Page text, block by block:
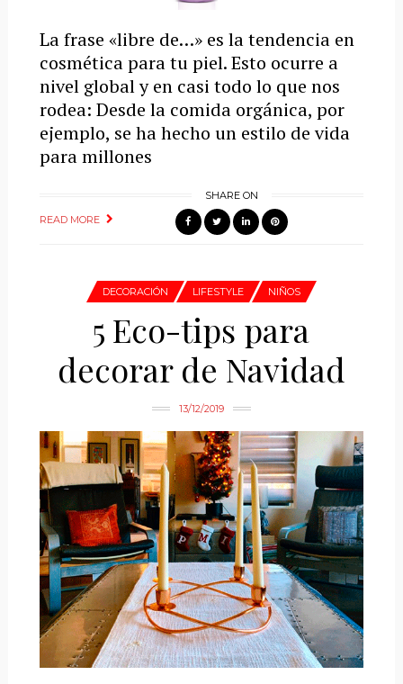
La frase «libre de…» es la tendencia en
cosmética para tu piel. Esto ocurre a
nivel global y en casi todo lo que nos
rodea: Desde la comida orgánica, por
ejemplo, se ha hecho un estilo de vida
para millones
READ MORE
SHARE ON
DECORACIÓN LIFESTYLE NIÑOS
5 Eco-tips para
decorar de Navidad
13/12/2019